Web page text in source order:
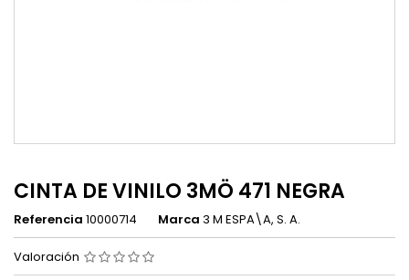
CINTA DE VINILO 3MÖ 471 NEGRA
Referencia 10000714 Marca 3 M ESPA\A, S. A.
Valoración